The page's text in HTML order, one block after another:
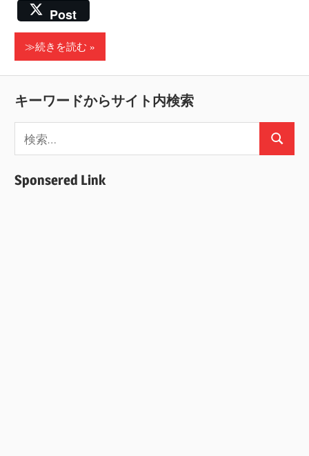
Post
≫続きを読む
キーワードからサイト内検索
索:
検
Sponsered Link